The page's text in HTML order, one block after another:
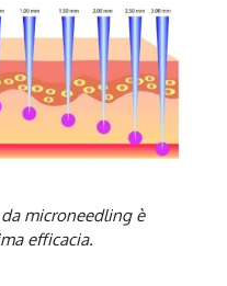
microneedling è
efficacia.